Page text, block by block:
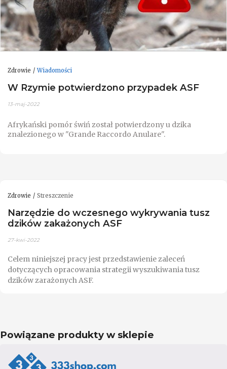
Zdrowie Wiadomości
W Rzymie potwierdzono przypadek ASF
13-maj-2022
Afrykański pomór świń został potwierdzony u dzika
znalezionego w "Grande Raccordo Anulare".
Zdrowie Streszczenie
Narzędzie do wczesnego wykrywania tusz
dzików zakażonych ASF
27-kwi-2022
Celem niniejszej pracy jest przedstawienie zaleceń
dotyczących opracowania strategii wyszukiwania tusz
dzików zarażonych ASF.
Powiązane produkty w sklepie